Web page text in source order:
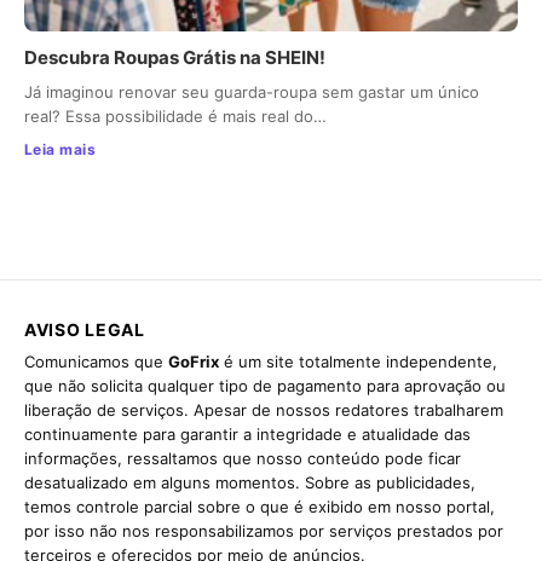
Descubra Roupas Grátis na SHEIN!
Já imaginou renovar seu guarda-roupa sem gastar um único
real? Essa possibilidade é mais real do…
Leia mais
AVISO LEGAL
Comunicamos que GoFrix é um site totalmente independente,
que não solicita qualquer tipo de pagamento para aprovação ou
liberação de serviços. Apesar de nossos redatores trabalharem
continuamente para garantir a integridade e atualidade das
informações, ressaltamos que nosso conteúdo pode ficar
desatualizado em alguns momentos. Sobre as publicidades,
temos controle parcial sobre o que é exibido em nosso portal,
por isso não nos responsabilizamos por serviços prestados por
terceiros e oferecidos por meio de anúncios.